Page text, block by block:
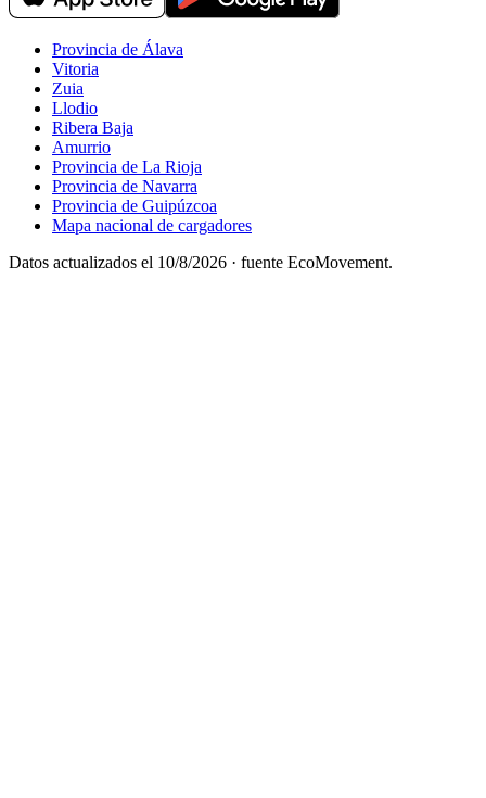
Provincia de Álava
Vitoria
Zuia
Llodio
Ribera Baja
Amurrio
Provincia de La Rioja
Provincia de Navarra
Provincia de Guipúzcoa
Mapa nacional de cargadores
Datos actualizados el 10/8/2026 · fuente EcoMovement.